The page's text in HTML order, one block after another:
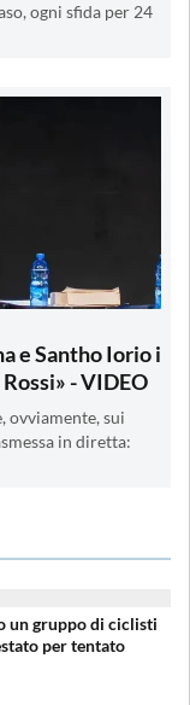
ogni sfida per 24
e Santho Iorio i
- VIDEO
ovviamente, sui
in diretta:
un gruppo di ciclisti
per tentato